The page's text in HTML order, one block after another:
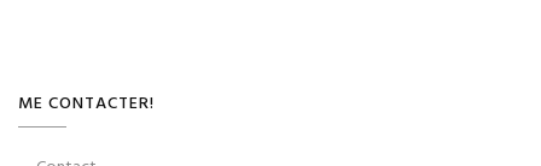
ME CONTACTER!